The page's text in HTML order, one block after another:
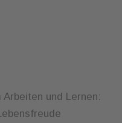
und Lernen: